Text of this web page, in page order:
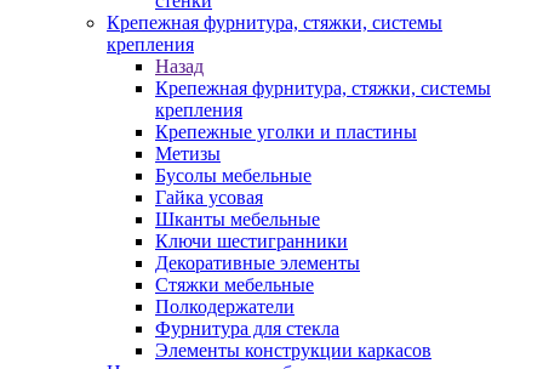
Крепежная фурнитура, стяжки, системы
крепления
Назад
Крепежная фурнитура, стяжки, системы
крепления
Крепежные уголки и пластины
Метизы
Бусолы мебельные
Гайка усовая
Шканты мебельные
Ключи шестигранники
Декоративные элементы
Стяжки мебельные
Полкодержатели
Фурнитура для стекла
Элементы конструкции каркасов